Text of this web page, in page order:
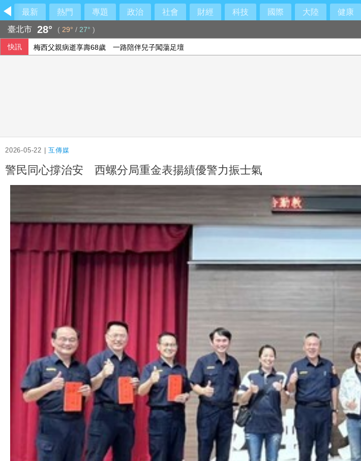
最新 熱門 專題 政治 社會 財經 科技 國際 大陸 健康
臺北市 28° ( 29° / 27° )
快訊 梅西父親病逝享壽68歲 一路陪伴兒子闖蕩足壇
2026-05-22 |互傳媒
警民同心撐治安 西螺分局重金表揚績優警力振士氣